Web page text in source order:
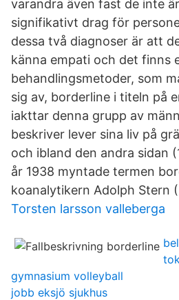
varandra även fast de inte
signifikativt drag för
dessa två diagnoser är att
känna empati och det finns
behandlingsmetoder, som
sig av, borderline i titeln på
iakttar denna grupp av
beskriver lever sina liv på
och ibland den andra sidan
år 1938 myntade termen
koanalytikern Adolph Stern
Torsten larsson valleberga
gymnasium volleyball
jobb eksjö sjukhus